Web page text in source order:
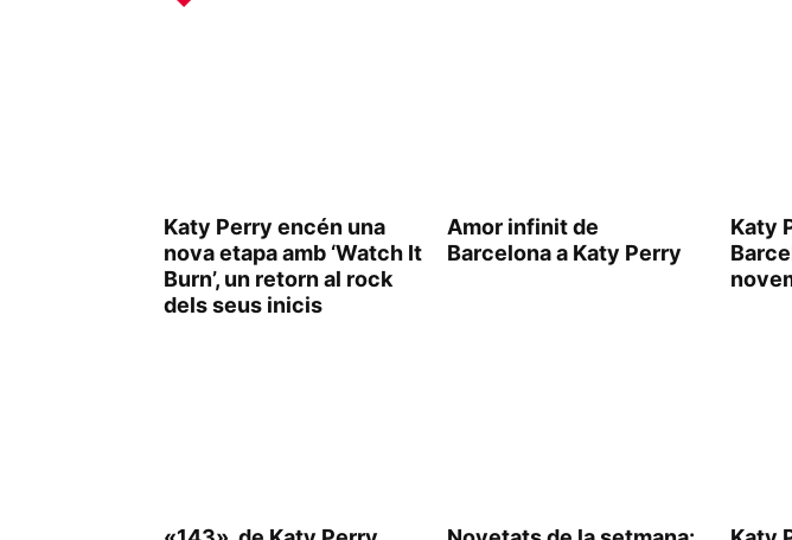
Katy Perry encén una
nova etapa amb ‘Watch It
Burn’, un retorn al rock
dels seus inicis
Amor infinit de
Barcelona a Katy Perry
Katy